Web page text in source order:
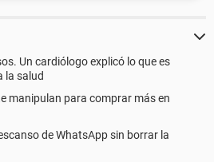
Un cardiólogo explicó lo que es
la salud
manipulan para comprar más en
de WhatsApp sin borrar la